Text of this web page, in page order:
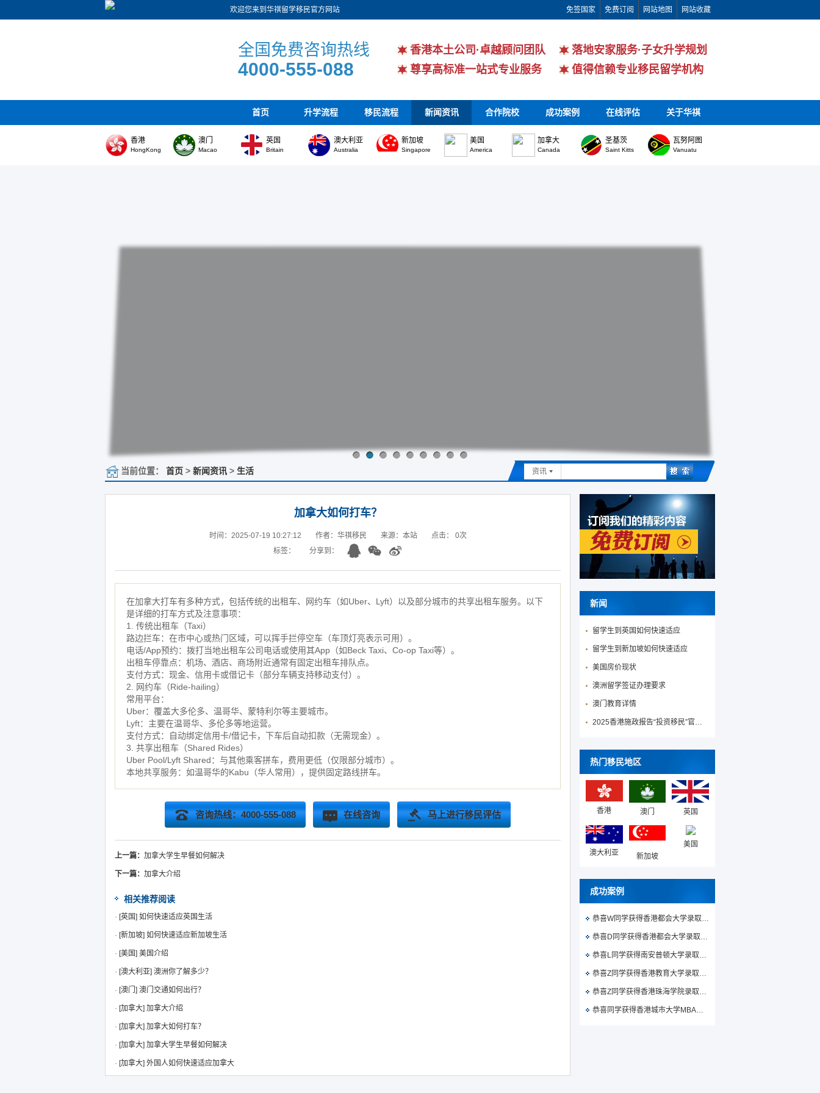
欢迎您来到华祺留学移民官方网站 免签国家 免费订阅 网站地图 网站收藏
全国免费咨询热线
4000-555-088
香港本土公司·卓越顾问团队
落地安家服务·子女升学规划
尊享高标准一站式专业服务
值得信赖专业移民留学机构
首页 升学流程 移民流程 新闻资讯 合作院校 成功案例 在线评估 关于华祺
香港
HongKong
澳门
Macao
英国
Britain
澳大利亚
Australia
新加坡
Singapore
美国
America
加拿大
Canada
圣基茨
Saint Kitts
瓦努阿图
Vanuatu
当前位置： 首页 > 新闻资讯 > 生活 资讯
加拿大如何打车？
时间：2025-07-19 10:27:12 作者：华祺移民 来源：本站 点击： 0次
标签：
分享到：
在加拿大打车有多种方式，包括传统的出租车、网约车（如Uber、Lyft）以及部分城市的共享出租车服务。以下
是详细的打车方式及注意事项：
1. 传统出租车（Taxi）
路边拦车：在市中心或热门区域，可以挥手拦停空车（车顶灯亮表示可用）。
电话/App预约：拨打当地出租车公司电话或使用其App（如Beck Taxi、Co-op Taxi等）。
出租车停靠点：机场、酒店、商场附近通常有固定出租车排队点。
支付方式：现金、信用卡或借记卡（部分车辆支持移动支付）。
2. 网约车（Ride-hailing）
常用平台：
Uber：覆盖大多伦多、温哥华、蒙特利尔等主要城市。
Lyft：主要在温哥华、多伦多等地运营。
支付方式：自动绑定信用卡/借记卡，下车后自动扣款（无需现金）。
3. 共享出租车（Shared Rides）
Uber Pool/Lyft Shared：与其他乘客拼车，费用更低（仅限部分城市）。
本地共享服务：如温哥华的Kabu（华人常用），提供固定路线拼车。
咨询热线：4000-555-088 在线咨询 马上进行移民评估
上一篇： 加拿大学生早餐如何解决
下一篇： 加拿大介绍
相关推荐阅读
· [英国] 如何快速适应英国生活
· [新加坡] 如何快速适应新加坡生活
· [美国] 美国介绍
· [澳大利亚] 澳洲你了解多少？
· [澳门] 澳门交通如何出行？
· [加拿大] 加拿大介绍
· [加拿大] 加拿大如何打车？
· [加拿大] 加拿大学生早餐如何解决
· [加拿大] 外国人如何快速适应加拿大
新闻
留学生到英国如何快速适应
留学生到新加坡如何快速适应
美国房价现状
澳洲留学签证办理要求
澳门教育详情
2025香港施政报告“投资移民”官宣降低投资移民门槛！
热门移民地区
香港 澳门 英国
澳大利亚 新加坡
美国
成功案例
恭喜W同学获得香港都会大学录取通知书
恭喜D同学获得香港都会大学录取通知书
恭喜L同学获得南安普顿大学录取通知书
恭喜Z同学获得香港教育大学录取通知书
恭喜Z同学获得香港珠海学院录取通知书
恭喜同学获得香港城市大学MBA录取通知书